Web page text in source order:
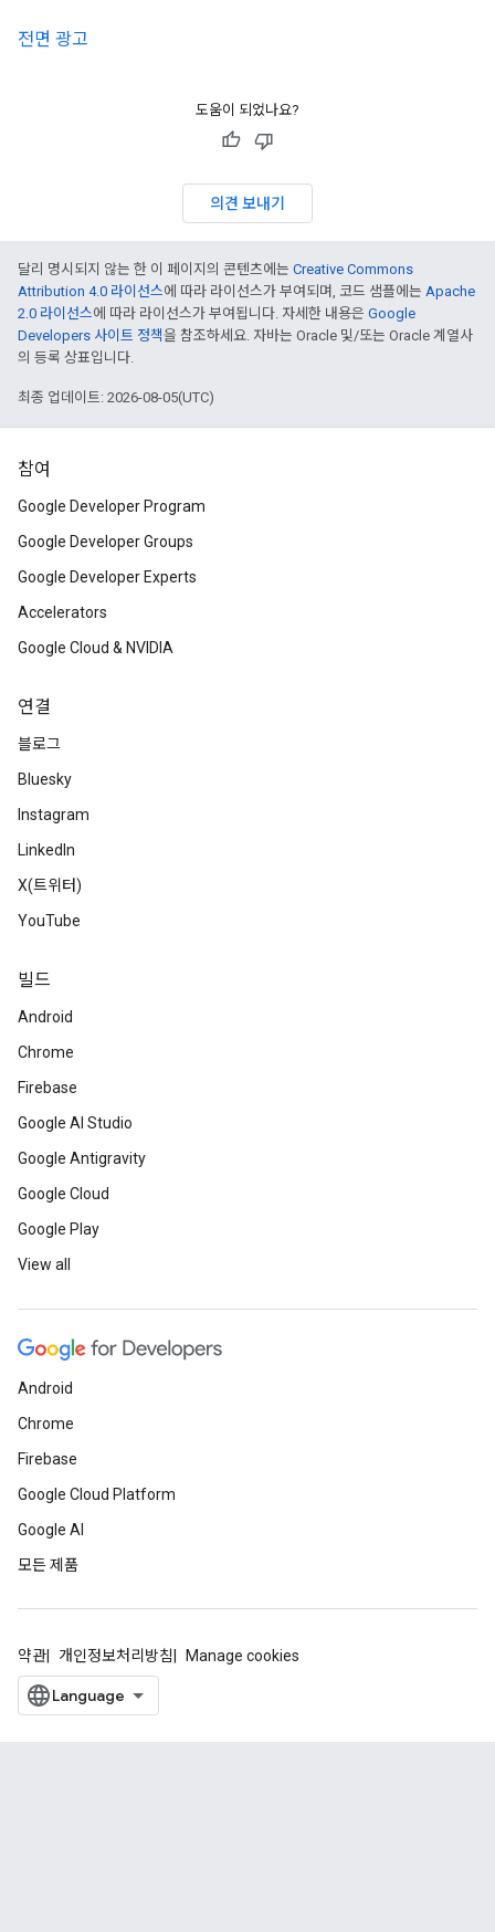
전면 광고
도움이 되었나요?
의견 보내기
달리 명시되지 않는 한 이 페이지의 콘텐츠에는 Creative Commons
Attribution 4.0 라이선스에 따라 라이선스가 부여되며, 코드 샘플에는 Apache
2.0 라이선스에 따라 라이선스가 부여됩니다. 자세한 내용은 Google
Developers 사이트 정책을 참조하세요. 자바는 Oracle 및/또는 Oracle 계열사
의 등록 상표입니다.
최종 업데이트: 2026-08-05(UTC)
참여
Google Developer Program
Google Developer Groups
Google Developer Experts
Accelerators
Google Cloud & NVIDIA
연결
블로그
Bluesky
Instagram
LinkedIn
X(트위터)
YouTube
빌드
Android
Chrome
Firebase
Google AI Studio
Google Antigravity
Google Cloud
Google Play
View all
Android
Chrome
Firebase
Google Cloud Platform
Google AI
모든 제품
약관 개인정보처리방침 Manage cookies